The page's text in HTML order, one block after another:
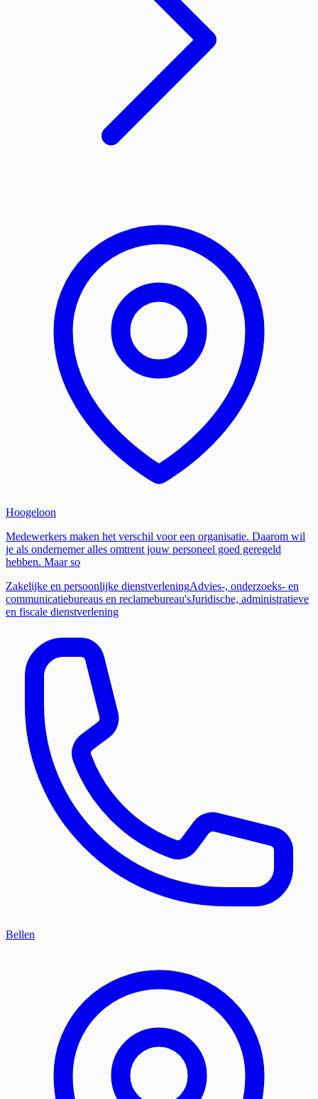
Hoogeloon
Medewerkers maken het verschil voor een organisatie. Daarom wil
je als ondernemer alles omtrent jouw personeel goed geregeld
hebben. Maar so
Zakelijke en persoonlijke dienstverleningAdvies-, onderzoeks- en
communicatiebureaus en reclamebureau'sJuridische, administratieve
en fiscale dienstverlening
Bellen